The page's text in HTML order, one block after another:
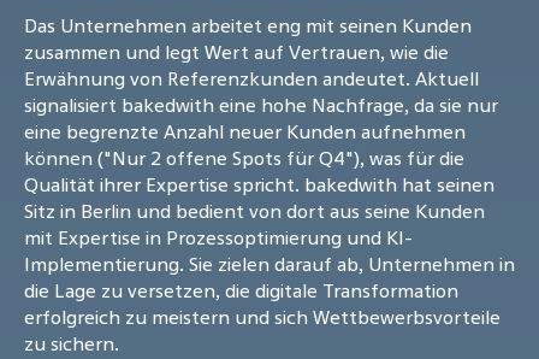
Das Unternehmen arbeitet eng mit seinen Kunden
zusammen und legt Wert auf Vertrauen, wie die
Erwähnung von Referenzkunden andeutet. Aktuell
signalisiert bakedwith eine hohe Nachfrage, da sie nur
eine begrenzte Anzahl neuer Kunden aufnehmen
können ("Nur 2 offene Spots für Q4"), was für die
Qualität ihrer Expertise spricht. bakedwith hat seinen
Sitz in Berlin und bedient von dort aus seine Kunden
mit Expertise in Prozessoptimierung und KI-
Implementierung. Sie zielen darauf ab, Unternehmen in
die Lage zu versetzen, die digitale Transformation
erfolgreich zu meistern und sich Wettbewerbsvorteile
zu sichern.